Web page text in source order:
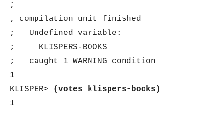
;
; compilation unit finished
; Undefined variable:
; KLISPERS-BOOKS
; caught 1 WARNING condition
1
KLISPER>
(votes klispers-books)
1